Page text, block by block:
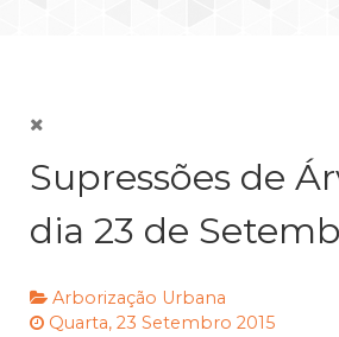
Supressões de
dia 23 de
Arborização Urbana
Quarta, 23 Setembro 2015